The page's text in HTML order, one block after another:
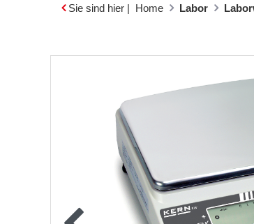
Sie sind hier | Home Labor